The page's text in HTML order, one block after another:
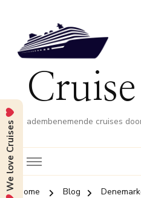
adembenemende cruises
Home Blog
We love Cruises